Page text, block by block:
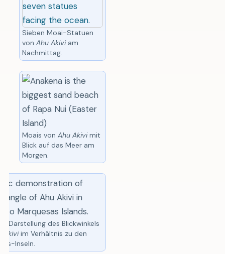
Sieben Moai-Statuen
von Ahu Akiviam
Nachmittag.
Moais von Ahu Akivimit
Blick auf das Meer am
Morgen.
Darstellung des Blickwinkels
Akiviim Verhältnis zu den
Inseln.